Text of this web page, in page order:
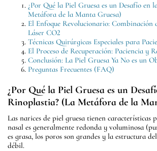
¿Por Qué la Piel Gruesa es un Desafío en
Metáfora de la Manta Gruesa)
El Enfoque Revolucionario: Combinación
Láser CO2
Técnicas Quirúrgicas Especiales para
El Proceso de Recuperación: Paciencia y
Conclusión: La Piel Gruesa Ya No es un
Preguntas Frecuentes (FAQ)
¿Por Qué la Piel Gruesa es un
Rinoplastia? (La Metáfora de la
Las narices de piel gruesa tienen características
nasal es generalmente redonda y voluminosa
es grasa, los poros son grandes y la estructura
débil.